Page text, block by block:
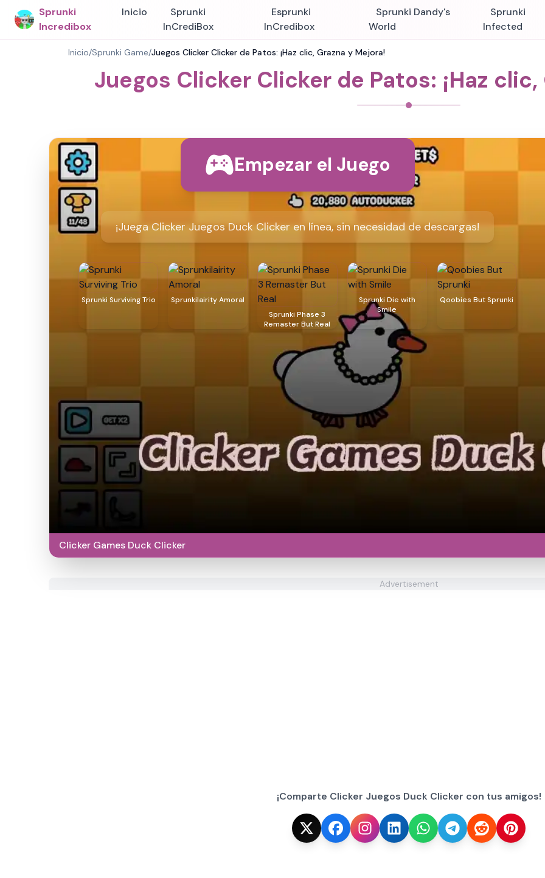
Sprunki
Incredibox
Inicio
Sprunki
InCrediBox
Esprunki
InCredibox
Sprunki Dandy's
World
Sprunki
Infected
Inicio/Sprunki Game/Juegos Clicker Clicker de Patos: ¡Haz clic, Grazna y Mejora!
Juegos Clicker Clicker de Patos: ¡Haz
Empezar el Juego
¡Juega Clicker Juegos Duck Clicker en línea, sin necesidad de descargas!
Sprunki Surviving Trio
Sprunkilairity Amoral
Sprunki Phase 3
Remaster But Real
Sprunki Die with
Smile
Qoobies But Sprunki
Clicker Games Duck Clicker
Advertisement
¡Comparte Clicker Juegos Duck Clicker con tus amigos!